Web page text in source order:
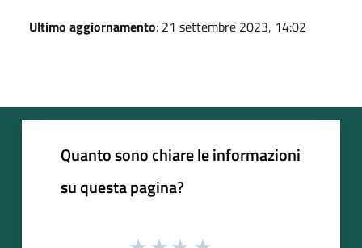
Ultimo aggiornamento: 21 settembre 2023, 14:02
Quanto sono chiare le informazioni
su questa pagina?